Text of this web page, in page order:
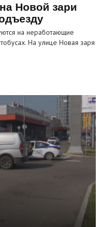
Новой зари
на неработающие
На улице Новая заря